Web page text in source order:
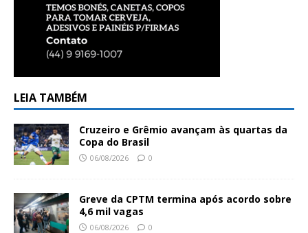
LEIA TAMBÉM
Cruzeiro e Grêmio avançam às quartas da
Copa do Brasil
06/08/2026 0
Greve da CPTM termina após acordo sobre
4,6 mil vagas
06/08/2026 0